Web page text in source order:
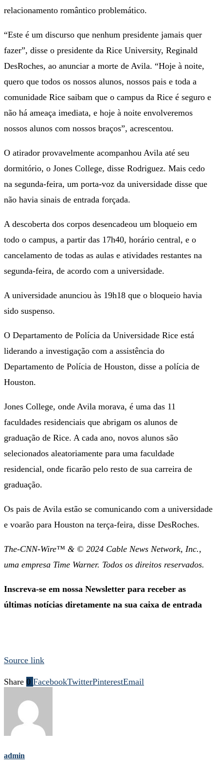
relacionamento romântico problemático.
“Este é um discurso que nenhum presidente jamais quer
fazer”, disse o presidente da Rice University, Reginald
DesRoches, ao anunciar a morte de Avila. “Hoje à noite,
quero que todos os nossos alunos, nossos pais e toda a
comunidade Rice saibam que o campus da Rice é seguro e
não há ameaça imediata, e hoje à noite envolveremos
nossos alunos com nossos braços”, acrescentou.
O atirador provavelmente acompanhou Avila até seu
dormitório, o Jones College, disse Rodriguez. Mais cedo
na segunda-feira, um porta-voz da universidade disse que
não havia sinais de entrada forçada.
A descoberta dos corpos desencadeou um bloqueio em
todo o campus, a partir das 17h40, horário central, e o
cancelamento de todas as aulas e atividades restantes na
segunda-feira, de acordo com a universidade.
A universidade anunciou às 19h18 que o bloqueio havia
sido suspenso.
O Departamento de Polícia da Universidade Rice está
liderando a investigação com a assistência do
Departamento de Polícia de Houston, disse a polícia de
Houston.
Jones College, onde Avila morava, é uma das 11
faculdades residenciais que abrigam os alunos de
graduação de Rice. A cada ano, novos alunos são
selecionados aleatoriamente para uma faculdade
residencial, onde ficarão pelo resto de sua carreira de
graduação.
Os pais de Avila estão se comunicando com a universidade
e voarão para Houston na terça-feira, disse DesRoches.
The-CNN-Wire™ & © 2024 Cable News Network, Inc.,
uma empresa Time Warner. Todos os direitos reservados.
Inscreva-se em nossa Newsletter para receber as
últimas notícias diretamente na sua caixa de entrada
Source link
Share 0 FacebookTwitterPinterestEmail
admin